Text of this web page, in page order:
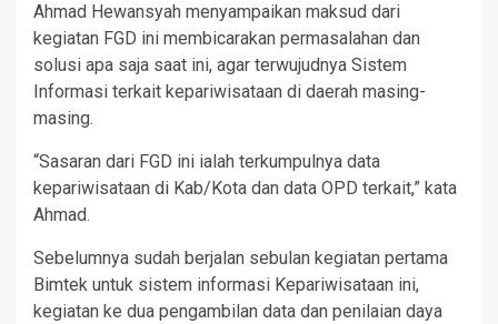
Ahmad Hewansyah menyampaikan maksud dari
kegiatan FGD ini membicarakan permasalahan dan
solusi apa saja saat ini, agar terwujudnya Sistem
Informasi terkait kepariwisataan di daerah masing-
masing.
“Sasaran dari FGD ini ialah terkumpulnya data
kepariwisataan di Kab/Kota dan data OPD terkait,” kata
Ahmad.
Sebelumnya sudah berjalan sebulan kegiatan pertama
Bimtek untuk sistem informasi Kepariwisataan ini,
kegiatan ke dua pengambilan data dan penilaian daya